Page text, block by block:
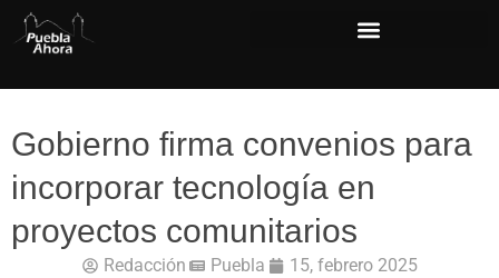
Gobierno firma convenios para
incorporar tecnología en
proyectos comunitarios
Redacción Puebla 15, febrero 2025